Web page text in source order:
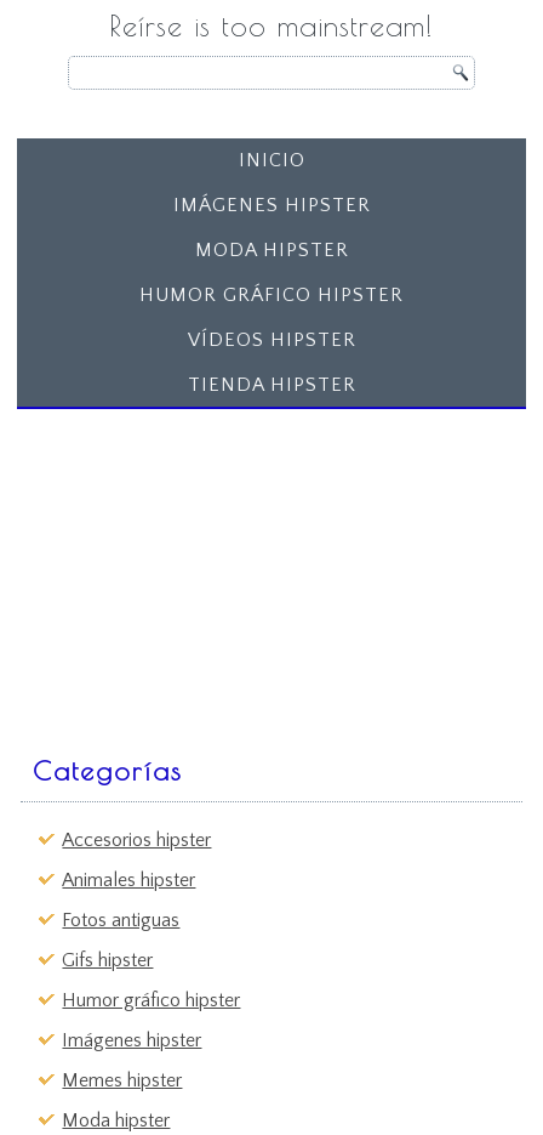
Reírse is too mainstream!
INICIO
IMÁGENES HIPSTER
MODA HIPSTER
HUMOR GRÁFICO HIPSTER
VÍDEOS HIPSTER
TIENDA HIPSTER
Categorías
Accesorios hipster
Animales hipster
Fotos antiguas
Gifs hipster
Humor gráfico hipster
Imágenes hipster
Memes hipster
Moda hipster